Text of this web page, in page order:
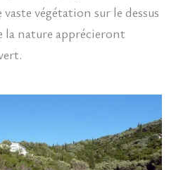
végétation sur le dessus
la nature apprécieront